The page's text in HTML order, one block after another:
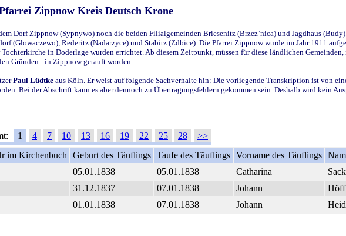
Zippnow Kreis Deutsch Krone
Dorf Zippnow (Sypnywo) noch die beiden Filialgemeinden Briesenitz (Brzez`nica) und Jagdhaus
(Glowaczewo), Rederitz (Nadarzyce) und Stabitz (Zdbice). Die Pfarrei Zippnow wurde im Jahr 1911
in Doderlage wurden errichtet. Ab diesem Zeitpunkt, müssen für diese ländlichen
Gründen - in Zippnow getauft worden.
Paul Lüdtke aus Köln. Er weist auf folgende Sachverhalte hin: Die vorliegende Transkription ist von
Bei der Abschrift kann es aber dennoch zu Übertragungsfehlern gekommen sein. Deshalb wird kein
1 4 7 10 13 16 19 22 25 28
>>
im Kirchenbuch Geburt des Täuflings Taufe des Täuflings Vorname des Täuflings
05.01.1838 05.01.1838 Catharina Sack
31.12.1837 07.01.1838 Johann
01.01.1838 07.01.1838 Johann